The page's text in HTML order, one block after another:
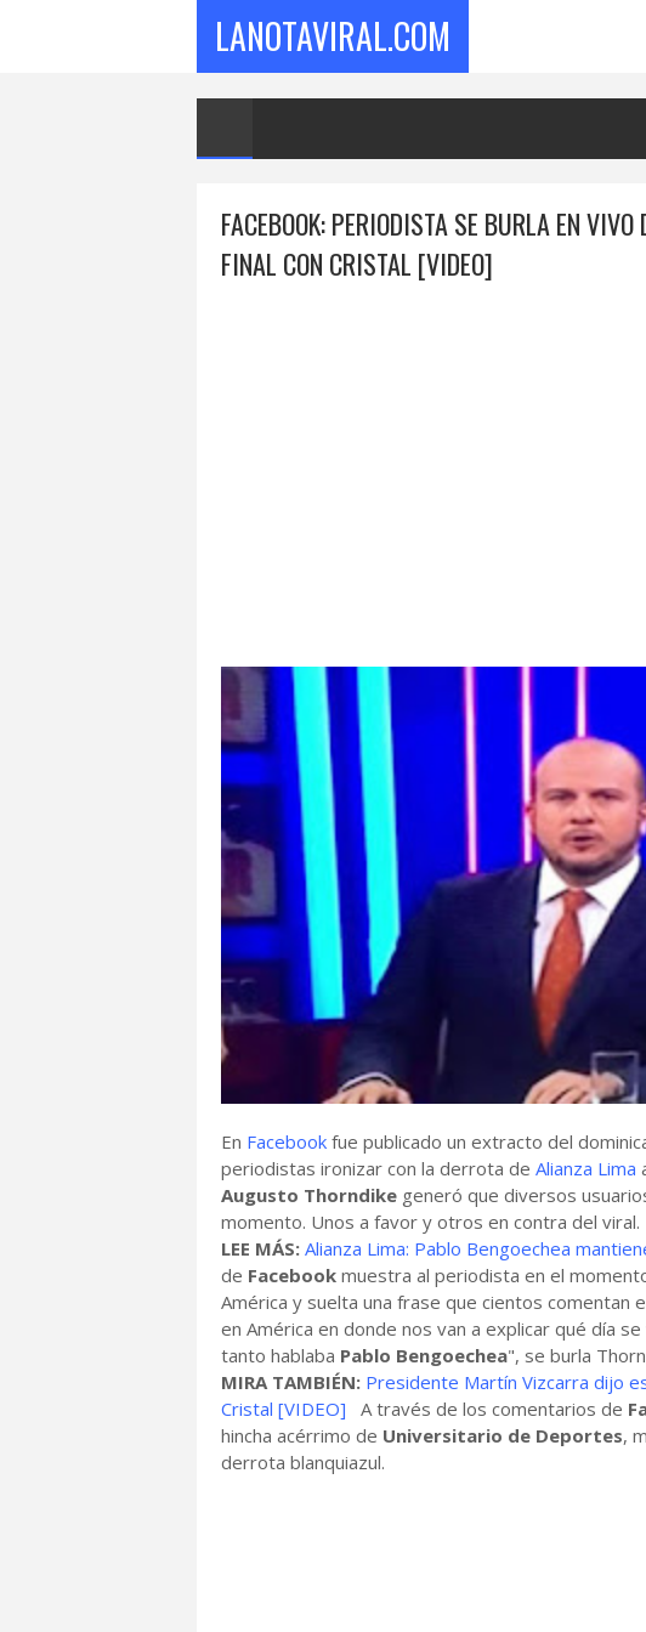
LANOTAVIRAL.COM
FACEBOOK: PERIODISTA SE BURLA EN
FINAL CON CRISTAL [VIDEO]
En Facebook fue publicado un extracto del
periodistas ironizar con la derrota de Alianza Lima
Augusto Thorndike generó que diversos
momento. Unos a favor y otros en contra del viral.
LEE MÁS: Alianza Lima: Pablo Bengoechea
de Facebook muestra al periodista en el
América y suelta una frase que cientos
en América en donde nos van a explicar qué día
tanto hablaba Pablo Bengoechea", se burla
MIRA TAMBIÉN: Presidente Martín Vizcarra dijo
Cristal [VIDEO] A través de los comentarios de
hincha acérrimo de Universitario de Deportes,
derrota blanquiazul.